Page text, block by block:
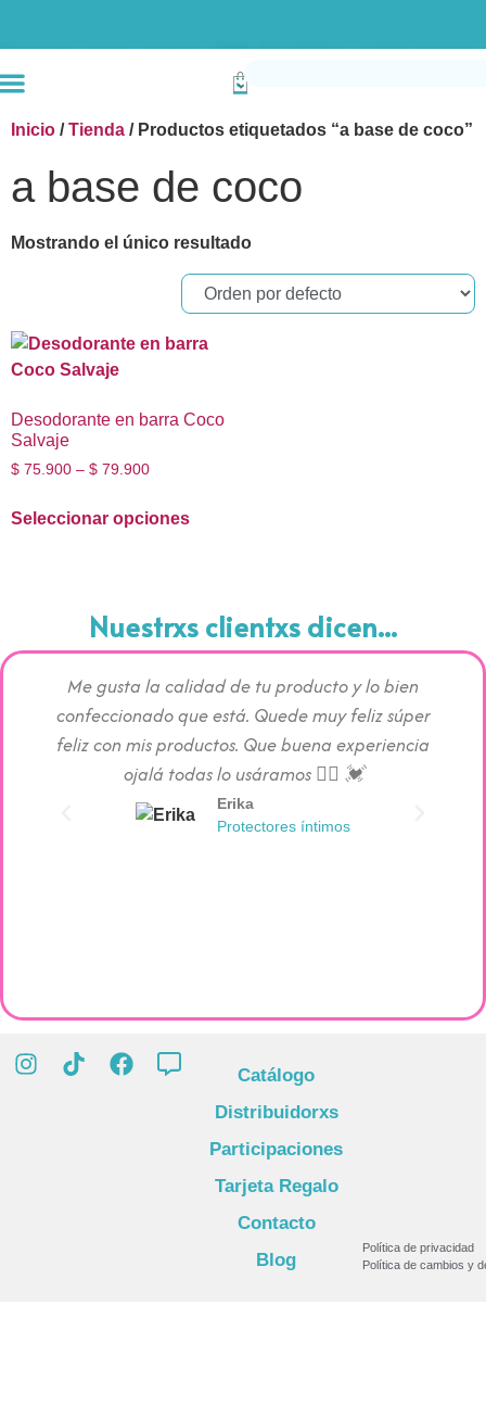
Inicio /Tienda / Productos etiquetados “a base de coco”
a base de coco
Mostrando el único resultado
Desodorante en barra Coco
Salvaje
$ 75.900 – $ 79.900
Seleccionar opciones
Nuestrxs clientxs dicen...
Me gusta la calidad de tu producto y lo bien
confeccionado que está. Quede muy feliz súper
feliz con mis productos. Que buena experiencia
ojalá todas lo usáramos 👯‍♀️ 💓
Erika
Protectores íntimos
Catálogo
Distribuidorxs
Participaciones
Tarjeta Regalo
Contacto
Blog
Política de privacidad
Política de cambios y